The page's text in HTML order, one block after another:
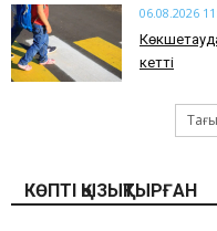
06.08.2026
кетті
КӨПТІ ҚЫЗЫҚТЫРҒАН